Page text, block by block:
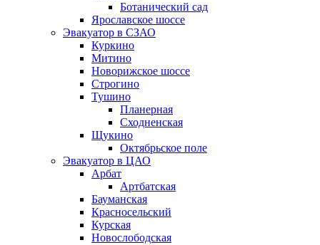
Ботанический сад
Ярославское шоссе
Эвакуатор в СЗАО
Куркино
Митино
Новорижское шоссе
Строгино
Тушино
Планерная
Сходненская
Щукино
Октябрьское поле
Эвакуатор в ЦАО
Арбат
Артбатская
Бауманская
Красносельский
Курская
Новослободская